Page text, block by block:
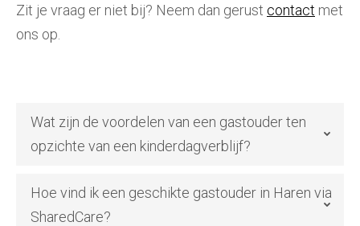
Zit je vraag er niet bij? Neem dan gerust contact met
ons op.
Wat zijn de voordelen van een gastouder ten
opzichte van een kinderdagverblijf?
Hoe vind ik een geschikte gastouder in Haren via
SharedCare?